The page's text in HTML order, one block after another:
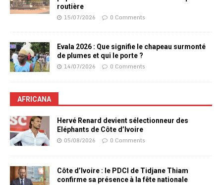
routière
15/07/2026 0 Comments
Evala 2026 : Que signifie le chapeau surmonté
de plumes et qui le porte ?
14/07/2026 0 Comments
AFRICANA
Hervé Renard devient sélectionneur des
Eléphants de Côte d’Ivoire
05/08/2026 0 Comments
Côte d’Ivoire : le PDCI de Tidjane Thiam
confirme sa présence à la fête nationale